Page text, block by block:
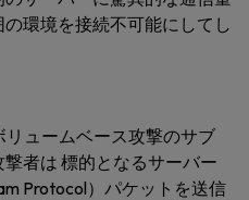
環境を接続不可能にしてし
ュームベース攻撃のサブ
者は 標的となるサーバー
Protocol）パケットを送信